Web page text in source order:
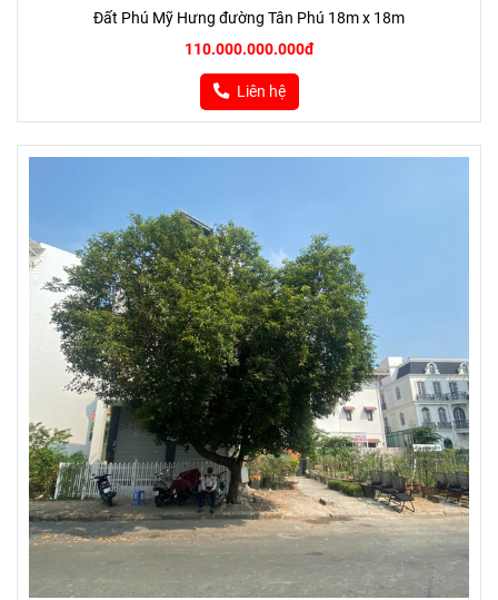
Đất Phú Mỹ Hưng đường Tân Phú 18m x 18m
110.000.000.000đ
Liên hệ